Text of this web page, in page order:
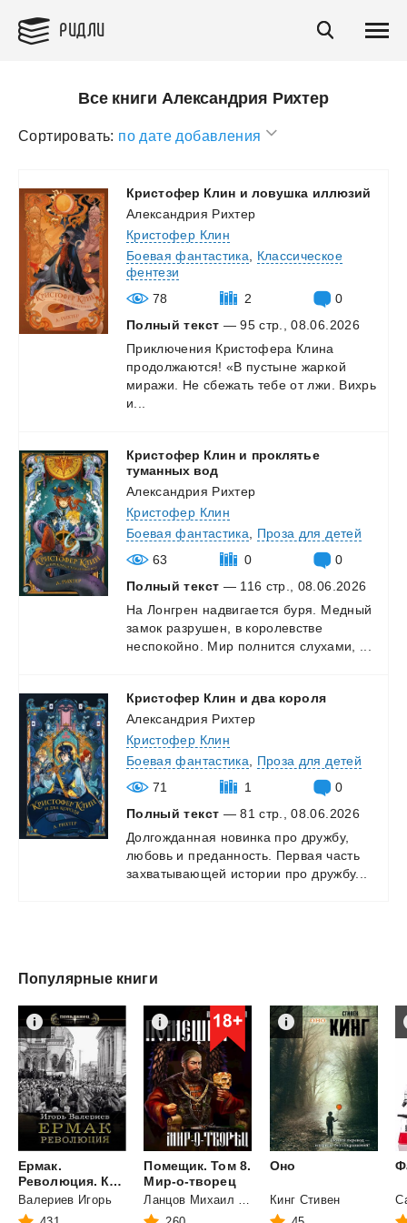
РИДЛИ
Все книги Александрия Рихтер
Сортировать: по дате добавления
Кристофер Клин и ловушка иллюзий
Александрия Рихтер
Кристофер Клин
Боевая фантастика
Классическое
фентези
78
2
0
Полный текст — 95 стр., 08.06.2026
Приключения Кристофера Клина
продолжаются! «В пустыне жаркой
миражи. Не сбежать тебе от лжи. Вихрь
и...
Кристофер Клин и проклятье
туманных вод
Александрия Рихтер
Кристофер Клин
Боевая фантастика
Проза для детей
63
0
0
Полный текст — 116 стр., 08.06.2026
На Лонгрен надвигается буря.
Медный
замок разрушен, в королевстве
неспокойно.
Мир полнится слухами,
Кристофер Клин и два короля
Александрия Рихтер
Кристофер Клин
Боевая фантастика
Проза для детей
71
1
0
Полный текст — 81 стр., 08.06.2026
Долгожданная новинка про дружбу,
любовь и преданность. Первая часть
захватывающей истории про дружбу...
Популярные книги
Ермак.
Революция. Книга девятая.
Валериев Игорь
Помещик. Том 8.
Мир-о-творец
Оно
Кинг Стивен